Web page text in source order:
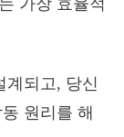
가장 효율적
계되고, 당신
원리를 해